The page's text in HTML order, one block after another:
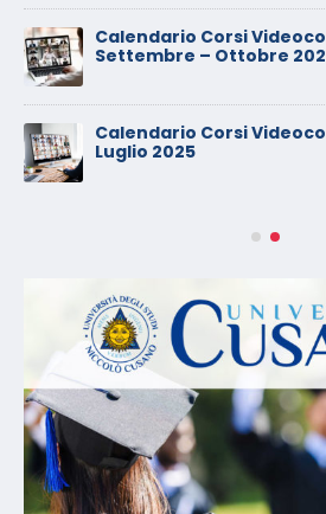
Calendario Corsi
Settembre – Ottobre
Calendario Corsi
Luglio 2025